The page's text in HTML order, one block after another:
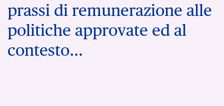
prassi di remunerazione alle
politiche approvate ed al
contesto…